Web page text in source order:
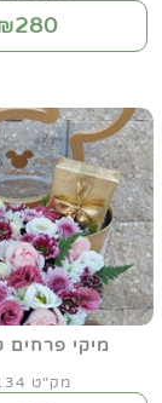
280
מיקי פרחים
מק"ט 0134